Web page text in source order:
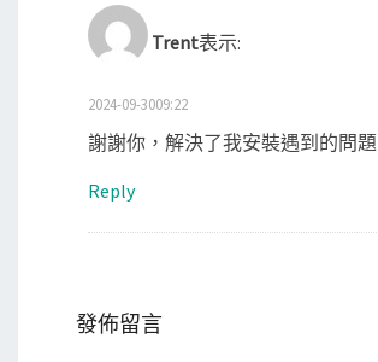
Trent表示:
2024-09-3009:22
謝謝你，解決了我安裝遇到的問題
Reply
發佈留言